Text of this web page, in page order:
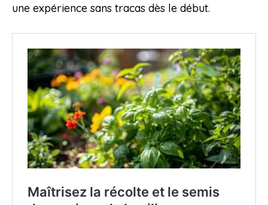
une expérience sans tracas dès le début.